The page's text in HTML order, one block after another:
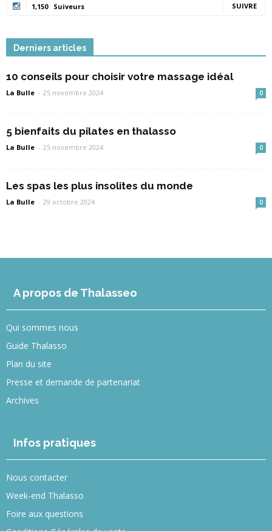
1,150 Suiveurs SUIVRE
Derniers articles
10 conseils pour choisir votre massage idéal
La Bulle - 25 novembre 2024 0
5 bienfaits du pilates en thalasso
La Bulle - 25 novembre 2024 0
Les spas les plus insolites du monde
La Bulle - 29 octobre 2024 0
A propos de Thalasseo
Qui sommes nous
Guide Thalasso
Plan du site
Presse et demande de partenariat
Archives
Infos pratiques
Nous contacter
Week-end Thalasso
Foire aux questions